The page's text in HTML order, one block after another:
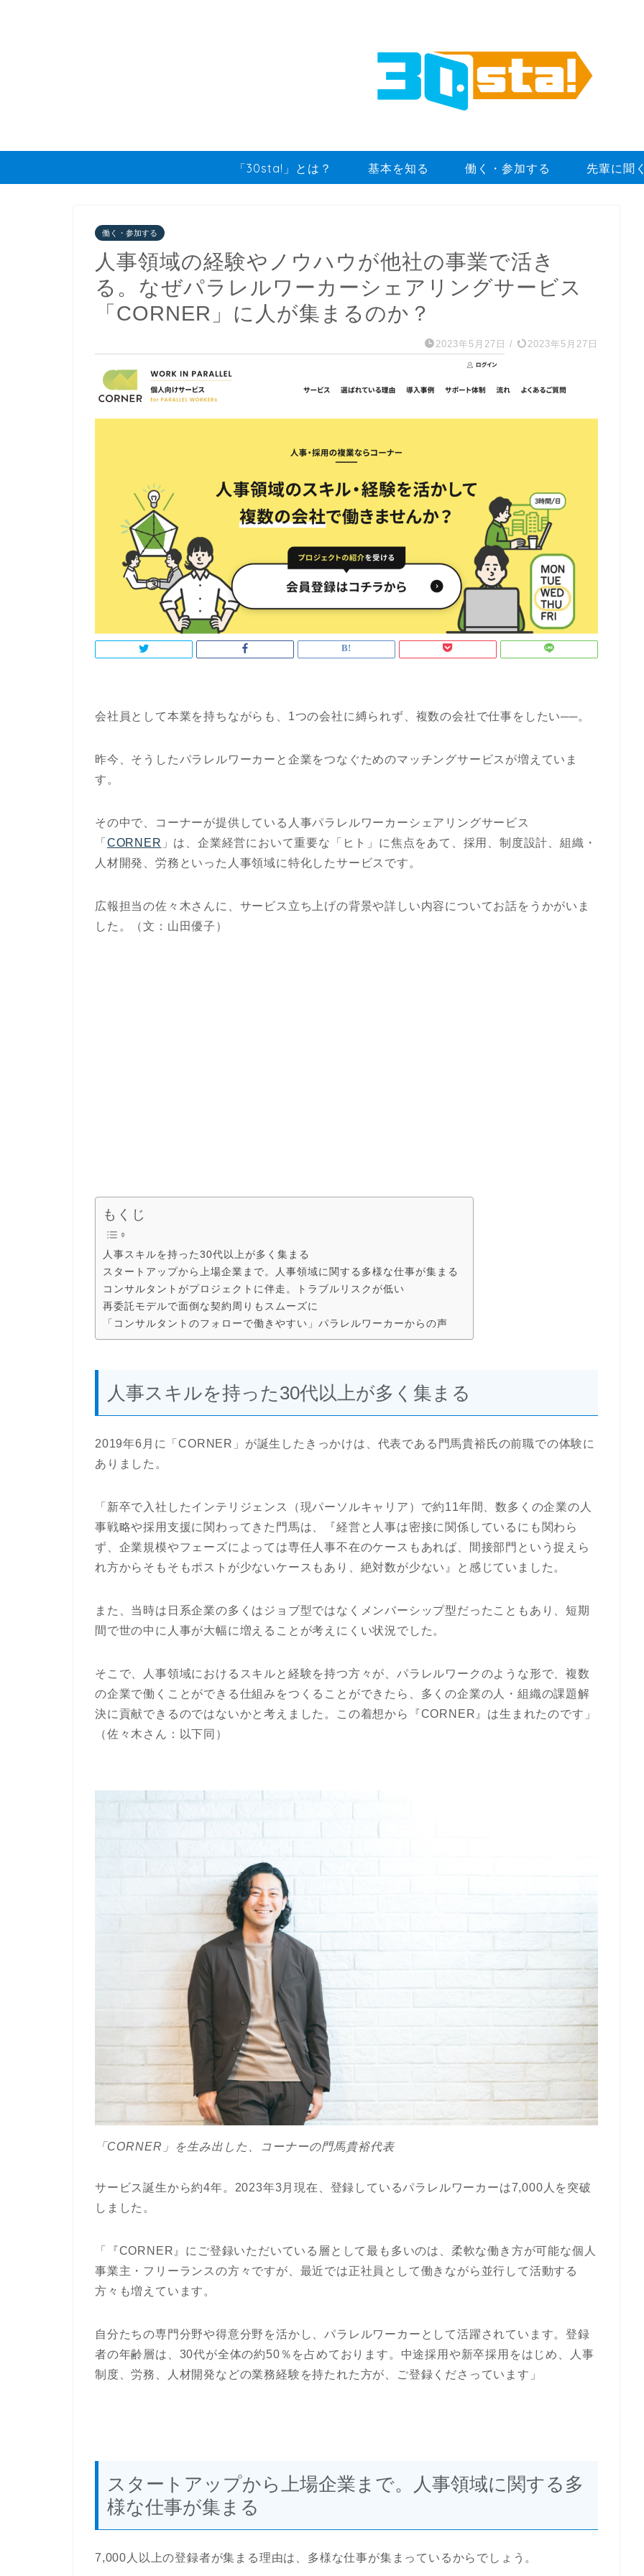
「30sta!」とは？ 基本を知る 働く・参加する 先輩に聞
働く・参加する
人事領域の経験やノウハウが他社の事業で活き
る。なぜパラレルワーカーシェアリングサービス
「CORNER」に人が集まるのか？
2023年5月27日 / 2023年5月27日
会社員として本業を持ちながらも、1つの会社に縛られず、複数の会社で仕事をしたい──。
昨今、そうしたパラレルワーカーと企業をつなぐためのマッチングサービスが増えていま
す。
その中で、コーナーが提供している人事パラレルワーカーシェアリングサービス
「 CORNER 」は、企業経営において重要な「ヒト」に焦点をあて、採用、制度設計、組織・
人材開発、労務といった人事領域に特化したサービスです。
広報担当の佐々木さんに、サービス立ち上げの背景や詳しい内容についてお話をうかがいま
した。（文：山田優子）
もくじ
人事スキルを持った30代以上が多く集まる
スタートアップから上場企業まで。人事領域に関する多様な仕事が集まる
コンサルタントがプロジェクトに伴走。トラブルリスクが低い
再委託モデルで面倒な契約周りもスムーズに
「コンサルタントのフォローで働きやすい」パラレルワーカーからの声
人事スキルを持った30代以上が多く集まる
2019年6月に「CORNER」が誕生したきっかけは、代表である門馬貴裕氏の前職での体験に
ありました。
「新卒で入社したインテリジェンス（現パーソルキャリア）で約11年間、数多くの企業の人
事戦略や採用支援に関わってきた門馬は、『経営と人事は密接に関係しているにも関わら
ず、企業規模やフェーズによっては専任人事不在のケースもあれば、間接部門という捉えら
れ方からそもそもポストが少ないケースもあり、絶対数が少ない』と感じていました。
また、当時は日系企業の多くはジョブ型ではなくメンバーシップ型だったこともあり、短期
間で世の中に人事が大幅に増えることが考えにくい状況でした。
そこで、人事領域におけるスキルと経験を持つ方々が、パラレルワークのような形で、複数
の企業で働くことができる仕組みをつくることができたら、多くの企業の人・組織の課題解
決に貢献できるのではないかと考えました。この着想から『CORNER』は生まれたのです」
（佐々木さん：以下同）
「CORNER」を生み出した、コーナーの門馬貴裕代表
サービス誕生から約4年。2023年3月現在、登録しているパラレルワーカーは7,000人を突破
しました。
「『CORNER』にご登録いただいている層として最も多いのは、柔軟な働き方が可能な個人
事業主・フリーランスの方々ですが、最近では正社員として働きながら並行して活動する
方々も増えています。
自分たちの専門分野や得意分野を活かし、パラレルワーカーとして活躍されています。登録
者の年齢層は、30代が全体の約50％を占めております。中途採用や新卒採用をはじめ、人事
制度、労務、人材開発などの業務経験を持たれた方が、ご登録くださっています」
スタートアップから上場企業まで。人事領域に関する多
様な仕事が集まる
7,000人以上の登録者が集まる理由は、多様な仕事が集まっているからでしょう。